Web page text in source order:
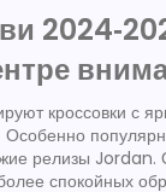
кроссовки с
Особенно
релизы Jordan.
спокойных